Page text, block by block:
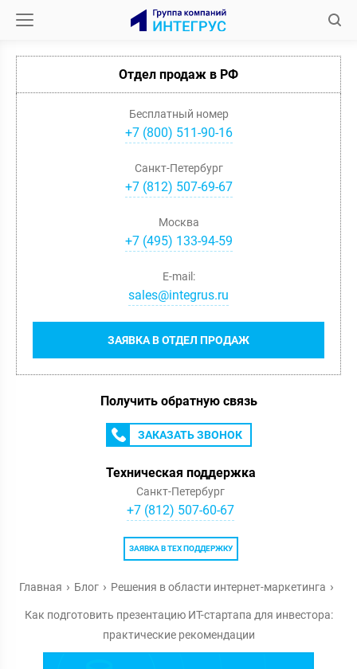
Отдел продаж в РФ
Бесплатный номер
+7 (800) 511-90-16
Санкт-Петербург
+7(812) 507-69-67
Москва
+7(495) 133-94-59
ЗАЯВКА В ОТДЕЛ ПРОДАЖ
E-mail:
sales@integrus.ru
Получить обратную связь
ЗАКАЗАТЬ ЗВОНОК
Техническая поддержка
Санкт-Петербург
+7 (812) 507-60-67
ЗАЯВКА В ТЕХ ПОДДЕРЖКУ
Главная Блог Решения в области интернет-маркетинга
Как подготовить презентацию ИТ-стартапа для инвестора:
практические рекомендации